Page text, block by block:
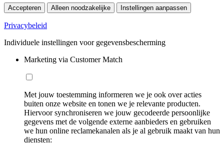
Accepteren Alleen noodzakelijke Instellingen aanpassen
Privacybeleid
Individuele instellingen voor gegevensbescherming
Marketing via Customer Match
Met jouw toestemming informeren we je ook over acties
buiten onze website en tonen we je relevante producten.
Hiervoor synchroniseren we jouw gecodeerde persoonlijke
gegevens met de volgende externe aanbieders en gebruiken
we hun online reclamekanalen als je al gebruik maakt van hun
diensten: